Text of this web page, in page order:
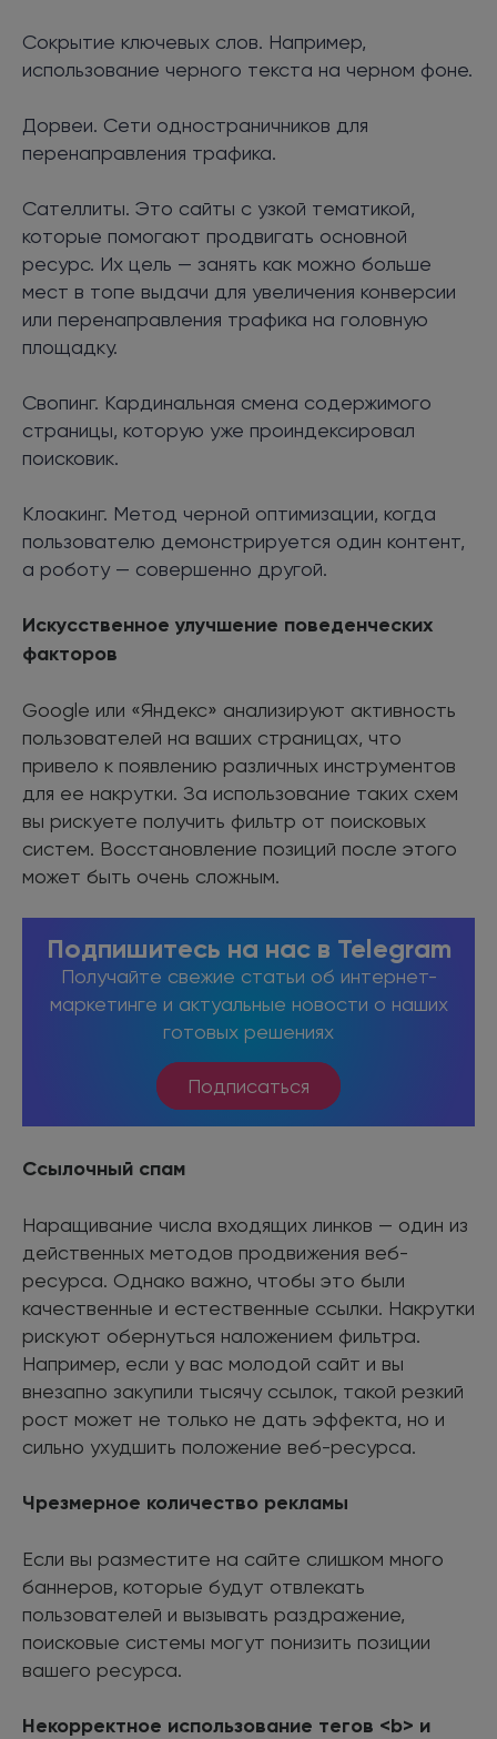
Сокрытие ключевых слов. Например,
использование черного текста на черном фоне.
Дорвеи. Сети одностраничников для
перенаправления трафика.
Сателлиты. Это сайты с узкой тематикой,
которые помогают продвигать основной
ресурс. Их цель — занять как можно больше
мест в топе выдачи для увеличения конверсии
или перенаправления трафика на головную
площадку.
Свопинг. Кардинальная смена содержимого
страницы, которую уже проиндексировал
поисковик.
Клоакинг. Метод черной оптимизации, когда
пользователю демонстрируется один контент,
а роботу — совершенно другой.
Искусственное улучшение поведенческих
факторов
Google или «Яндекс» анализируют активность
пользователей на ваших страницах, что
привело к появлению различных инструментов
для ее накрутки. За использование таких схем
вы рискуете получить фильтр от поисковых
систем. Восстановление позиций после этого
может быть очень сложным.
Подпишитесь на нас в Telegram
Получайте свежие статьи об интернет-
маркетинге и актуальные новости о наших
готовых решениях
Подписаться
Ссылочный спам
Наращивание числа входящих линков — один из
действенных методов продвижения веб-
ресурса. Однако важно, чтобы это были
качественные и естественные ссылки. Накрутки
рискуют обернуться наложением фильтра.
Например, если у вас молодой сайт и вы
внезапно закупили тысячу ссылок, такой резкий
рост может не только не дать эффекта, но и
сильно ухудшить положение веб-ресурса.
Чрезмерное количество рекламы
Если вы разместите на сайте слишком много
баннеров, которые будут отвлекать
пользователей и вызывать раздражение,
поисковые системы могут понизить позиции
вашего ресурса.
Некорректное использование тегов <b> и